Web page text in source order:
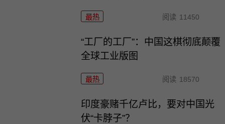
最热 阅读 11450
“工厂的工厂”：中国这棋彻底颠覆
全球工业版图
最热 阅读 18570
印度豪赌千亿卢比，要对中国光
伏“卡脖子”？